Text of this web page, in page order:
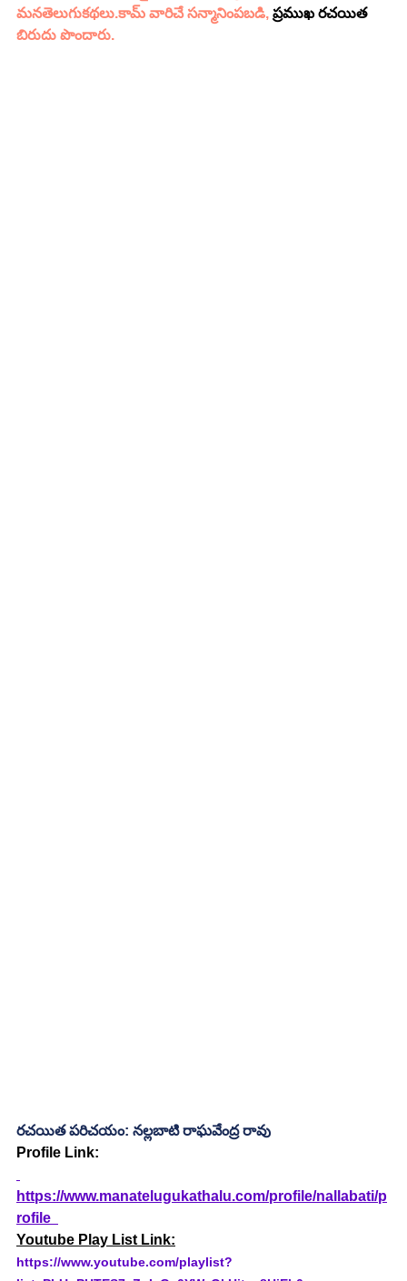
మనతెలుగుకథలు.కామ్ వారిచే సన్మానింపబడి, ప్రముఖ రచయిత
బిరుదు పొందారు.
రచయిత పరిచయం: నల్లబాటి రాఘవేంద్ర రావు
Profile Link:
https://www.manatelugukathalu.com/profile/nallabati/p
rofile
Youtube Play List Link:
https://www.youtube.com/playlist?